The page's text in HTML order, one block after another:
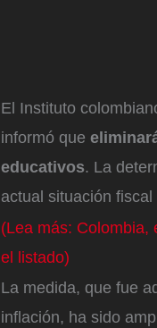
El Instituto
informó que
educativos. La
actual situación
(Lea más: Colombia,
el listado)
La medida, que fue
inflación, ha sido